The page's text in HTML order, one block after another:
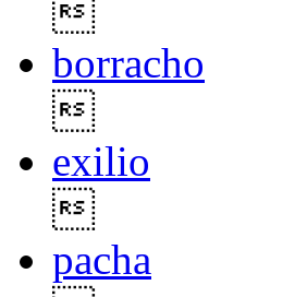
borracho
exilio
pacha